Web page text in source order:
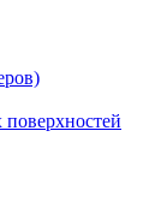
поверхностей